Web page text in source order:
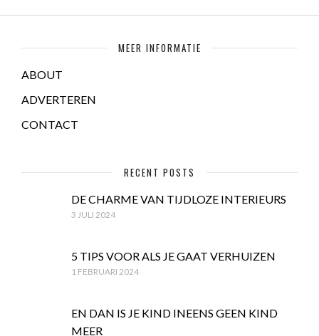
MEER INFORMATIE
ABOUT
ADVERTEREN
CONTACT
RECENT POSTS
DE CHARME VAN TIJDLOZE INTERIEURS
3 JULI 2024
5 TIPS VOOR ALS JE GAAT VERHUIZEN
1 FEBRUARI 2024
EN DAN IS JE KIND INEENS GEEN KIND
MEER